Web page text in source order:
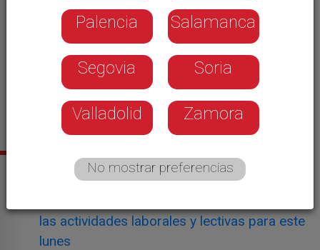
Noticias relacionadas
las actividades laborales y lectivas para este
lunes
Palencia Salamanca
Segovia Soria
Valladolid Zamora
No mostrar preferencias